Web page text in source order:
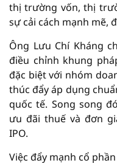
thị trường vốn, thị
sự cải cách mạnh mẽ,
Ông Lưu Chí Kháng
điều chỉnh khung
đặc biệt với nhóm
thúc đẩy áp dụng
quốc tế. Song song
ưu đãi thuế và đơn
IPO.
Việc đẩy mạnh cổ